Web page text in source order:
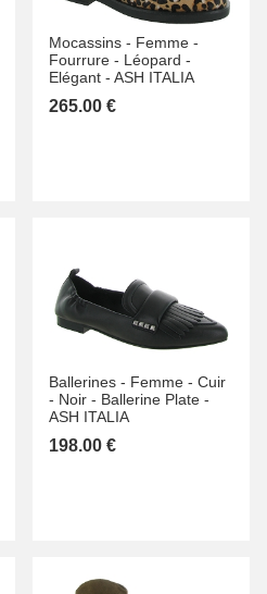
Mocassins - Femme -
Fourrure - Léopard -
Elégant - ASH ITALIA
265.00 €
Ballerines - Femme - Cuir
- Noir - Ballerine Plate -
ASH ITALIA
198.00 €